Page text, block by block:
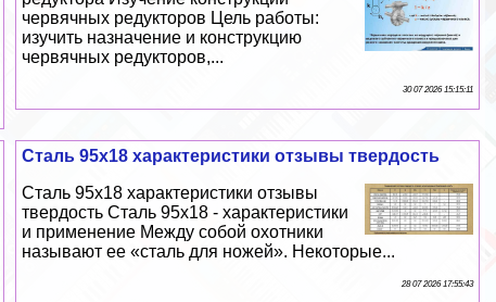
червячных редукторов Цель работы:
изучить назначение и конструкцию
червячных редукторов,...
30 07 2026 15:15:11
Сталь 95х18 хаpaктеристики отзывы твердость
Сталь 95х18 хаpaктеристики отзывы
твердость Сталь 95х18 - хаpaктеристики
и применение Между собой охотники
называют ее «сталь для ножей». Некоторые...
28 07 2026 17:55:43